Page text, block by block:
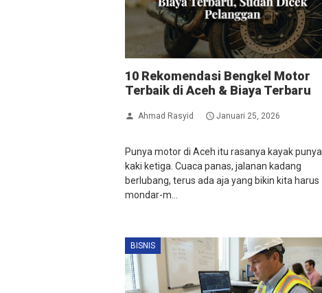
10 Rekomendasi Bengkel Motor
Terbaik di Aceh & Biaya Terbaru
Ahmad Rasyid Januari 25, 2026
Punya motor di Aceh itu rasanya kayak punya
kaki ketiga. Cuaca panas, jalanan kadang
berlubang, terus ada aja yang bikin kita harus
mondar-m...
BISNIS